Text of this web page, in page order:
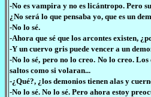
-No es vampira y no es licántropo. Pero
¿No será lo que pensaba yo, que es un
-No lo sé.
-Ahora que sé que los arcontes existen,
-Y un cuervo gris puede vencer a un
-No lo sé, pero no lo creo. No lo creo.
saltos como si volaran...
-¿Qué?, ¿los demonios tienen alas y
-No lo sé. No lo sé. Pero ahora estoy